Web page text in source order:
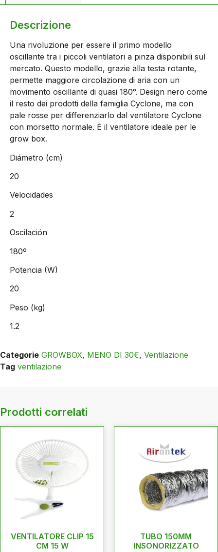
Descrizione
Una rivoluzione per essere il primo modello
oscillante tra i piccoli ventilatori a pinza disponibili sul
mercato. Questo modello, grazie alla testa rotante,
permette maggiore circolazione di aria con un
movimento oscillante di quasi 180°. Design nero come
il resto dei prodotti della famiglia Cyclone, ma con
pale rosse per differenziarlo dal ventilatore Cyclone
con morsetto normale. È il ventilatore ideale per le
grow box.
Diámetro (cm)
20
Velocidades
2
Oscilación
180º
Potencia (W)
20
Peso (kg)
1.2
Categorie GROWBOX, MENO DI 30€, Ventilazione
Tag ventilazione
Prodotti correlati
VENTILATORE CLIP 15
CM 15 W
TUBO 150MM
INSONORIZZATO